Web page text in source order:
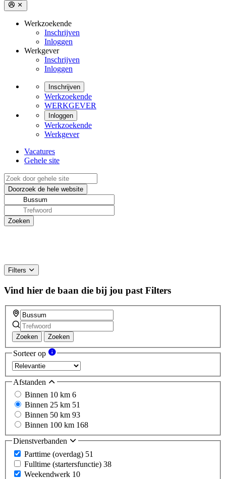
Werkzoekende
Inschrijven
Inloggen
Werkgever
Inschrijven
Inloggen
Inschrijven
Werkzoekende
WERKGEVER
Inloggen
Werkzoekende
Werkgever
Vacatures
Gehele site
Filters
Vind hier de baan die bij jou past Filters
Zoeken Zoeken
Sorteer op
Afstanden
Binnen 10 km 6
Binnen 25 km 51
Binnen 50 km 93
Binnen 100 km 168
Dienstverbanden
Parttime (overdag) 51
Fulltime (startersfunctie) 38
Weekendwerk 10